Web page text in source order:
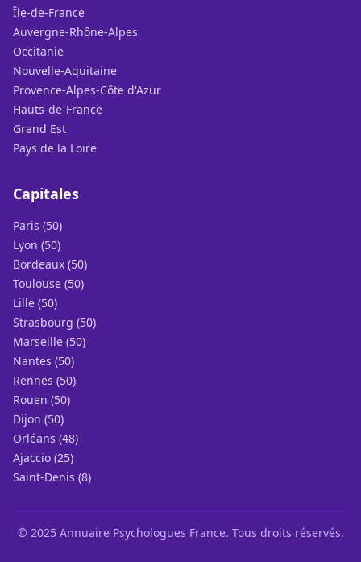
Île-de-France
Auvergne-Rhône-Alpes
Occitanie
Nouvelle-Aquitaine
Provence-Alpes-Côte d'Azur
Hauts-de-France
Grand Est
Pays de la Loire
Capitales
Paris (50)
Lyon (50)
Bordeaux (50)
Toulouse (50)
Lille (50)
Strasbourg (50)
Marseille (50)
Nantes (50)
Rennes (50)
Rouen (50)
Dijon (50)
Orléans (48)
Ajaccio (25)
Saint-Denis (8)
© 2025 Annuaire Psychologues France. Tous droits réservés.